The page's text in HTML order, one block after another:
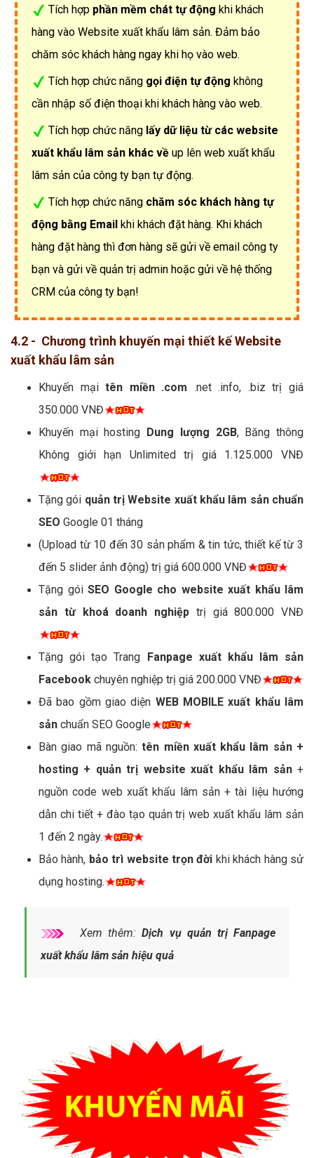
Tích hợp phần mềm chát tự động khi khách
hàng vào Website xuất khẩu lâm sản. Đảm bảo
chăm sóc khách hàng ngay khi họ vào web.
Tích hợp chức năng gọi điện tự động không
cần nhập số điện thoại khi khách hàng vào web.
Tích hợp chức năng lấy dữ liệu từ các website
xuất khẩu lâm sản khác về up lên web xuất khẩu
lâm sản của công ty bạn tự động.
Tích hợp chức năng chăm sóc khách hàng tự
động bằng Email khi khách đặt hàng. Khi khách
hàng đặt hàng thì đơn hàng sẽ gửi về email công ty
bạn và gửi về quản trị admin hoặc gửi về hệ thống
CRM của công ty bạn!
4.2 - Chương trình khuyến mại thiết kế Website
xuất khẩu lâm sản
Khuyến mạitên miền .com .net .info, .biz trị giá
350.000 VNĐ
Khuyến mại hosting Dung lượng 2GB, Băng thông
Không giới hạn Unlimited trị giá 1.125.000 VNĐ
Tặng gói quản trị Website xuất khẩu lâm sản chuẩn
SEO Google 01 tháng
(Upload từ 10 đến 30 sản phẩm & tin tức, thiết kế từ 3
đến 5 slider ảnh động) trị giá 600.000 VNĐ
Tặng gói SEO Google cho website xuất khẩu lâm
sản từ khoá doanh nghiệp trị giá 800.000 VNĐ
Tặng gói tạo Trang Fanpage xuất khẩu lâm sản
Facebook chuyên nghiệp trị giá 200.000 VNĐ
Đã bao gồm giao diện WEB MOBILE xuất khẩu lâm
sản chuẩn SEO Google
Bàn giao mã nguồn:tên miền xuất khẩu lâm sản +
hosting + quản trị website xuất khẩu lâm sản+
nguồn code web xuất khẩu lâm sản + tài liệu hướng
dẫn chi tiết + đào tạo quản trị web xuất khẩu lâm sản
1 đến 2 ngày.
Bảo hành, bảo trì website trọn đời khi khách hàng sử
dụng hosting.
Xem thêm:Dịch vụ quản trị Fanpage
xuất khẩu lâm sản hiệu quả